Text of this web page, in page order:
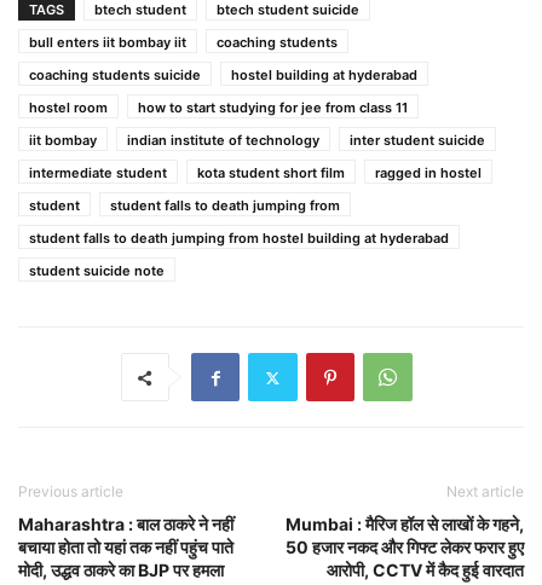
TAGS btech student
btech student suicide
bull enters iit bombay iit
coaching students
coaching students suicide
hostel building at hyderabad
hostel room
how to start studying for jee from class 11
iit bombay
indian institute of technology
inter student suicide
intermediate student
kota student short film
ragged in hostel
student
student falls to death jumping from
student falls to death jumping from hostel building at hyderabad
student suicide note
Previous article
Maharashtra : बाल ठाकरे ने नहीं
बचाया होता तो यहां तक नहीं पहुंच पाते
मोदी, उद्धव ठाकरे का BJP पर हमला
Next article
Mumbai : मैरिज हॉल से लाखों के गहने,
50 हजार नकद और गिफ्ट लेकर फरार हुए
आरोपी, CCTV में कैद हुई वारदात